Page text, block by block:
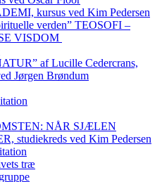
kursus ved Kim Pedersen
verden” TEOSOFI –
VISDOM
af Lucille Cedercrans,
Jørgen Brøndum
NÅR SJÆLEN
studiekreds ved Kim Pedersen
træ